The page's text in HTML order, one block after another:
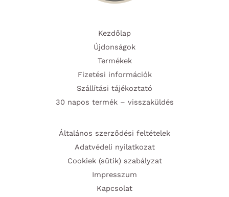
Kezdőlap
Újdonságok
Termékek
Fizetési információk
Szállítási tájékoztató
30 napos termék – visszaküldés
Általános szerződési feltételek
Adatvédeli nyilatkozat
Cookiek (sütik) szabályzat
Impresszum
Kapcsolat